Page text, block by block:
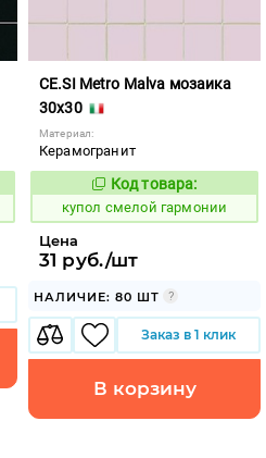
CE.SI Metro Malva мозаика
30x30
Материал:
Керамогранит
855266
Код товара:
купол смелой гармонии
Цена
31 руб./шт
НАЛИЧИЕ: 80 ШТ
Заказ в 1 клик
В корзину